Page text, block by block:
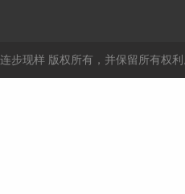
步现样 版权所有，并保留所有权